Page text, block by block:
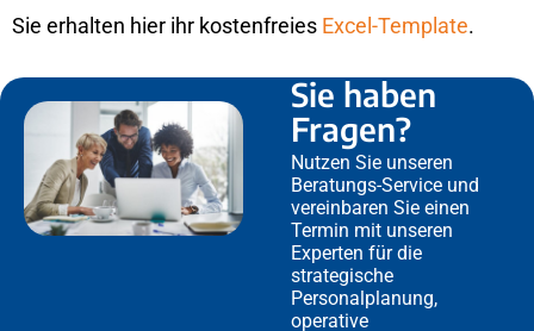
Sie erhalten hier ihr kostenfreies Excel-Template.
Sie haben
Fragen?
Nutzen Sie unseren
Beratungs-Service und
vereinbaren Sie einen
Termin mit unseren
Experten für die
strategische
Personalplanung,
operative